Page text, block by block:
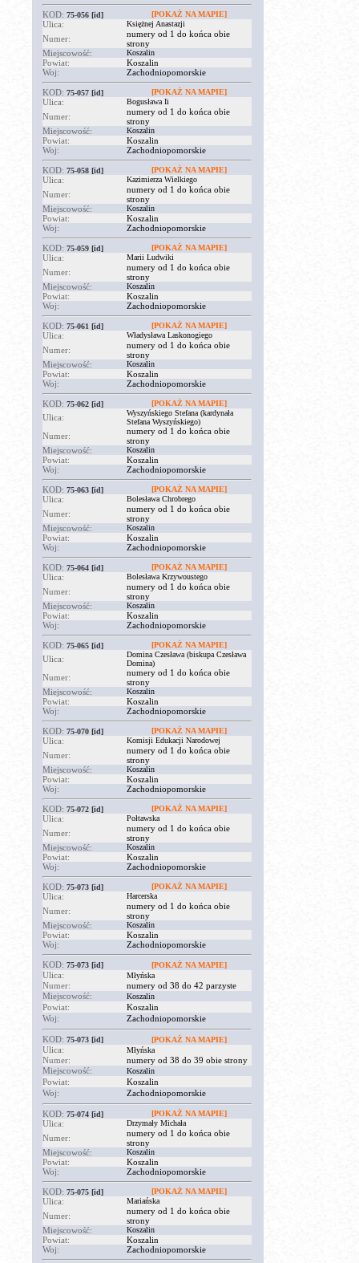
KOD: 75-056 [id] [POKAŻ NA MAPIE]
Ulica: Księżnej Anastazji
Numer:
numery od 1 do końca obie
strony
Miejscowość:
Koszalin
Powiat:
Koszalin
Woj:
Zachodniopomorskie
KOD: 75-057 [id] [POKAŻ NA MAPIE]
Ulica: Bogusława Ii
Numer:
numery od 1 do końca obie
strony
Miejscowość:
Koszalin
Powiat:
Koszalin
Woj:
Zachodniopomorskie
KOD: 75-058 [id] [POKAŻ NA MAPIE]
Ulica: Kazimierza Wielkiego
Numer:
numery od 1 do końca obie
strony
Miejscowość:
Koszalin
Powiat:
Koszalin
Woj:
Zachodniopomorskie
KOD: 75-059 [id] [POKAŻ NA MAPIE]
Ulica: Marii Ludwiki
Numer:
numery od 1 do końca obie
strony
Miejscowość:
Koszalin
Powiat:
Koszalin
Woj:
Zachodniopomorskie
KOD: 75-061 [id] [POKAŻ NA MAPIE]
Ulica: Władysława Laskonogiego
Numer:
numery od 1 do końca obie
strony
Miejscowość:
Koszalin
Powiat:
Koszalin
Woj:
Zachodniopomorskie
KOD: 75-062 [id] [POKAŻ NA MAPIE]
Ulica:
Wyszyńskiego Stefana (kardynała
Stefana Wyszyńskiego)
Numer:
numery od 1 do końca obie
strony
Miejscowość:
Koszalin
Powiat:
Koszalin
Woj:
Zachodniopomorskie
KOD: 75-063 [id] [POKAŻ NA MAPIE]
Ulica: Bolesława Chrobrego
Numer:
numery od 1 do końca obie
strony
Miejscowość:
Koszalin
Powiat:
Koszalin
Woj:
Zachodniopomorskie
KOD: 75-064 [id] [POKAŻ NA MAPIE]
Ulica: Bolesława Krzywoustego
Numer:
numery od 1 do końca obie
strony
Miejscowość:
Koszalin
Powiat:
Koszalin
Woj:
Zachodniopomorskie
KOD: 75-065 [id] [POKAŻ NA MAPIE]
Ulica:
Domina Czesława (biskupa Czesława
Domina)
Numer:
numery od 1 do końca obie
strony
Miejscowość:
Koszalin
Powiat:
Koszalin
Woj:
Zachodniopomorskie
KOD: 75-070 [id] [POKAŻ NA MAPIE]
Ulica: Komisji Edukacji Narodowej
Numer:
numery od 1 do końca obie
strony
Miejscowość:
Koszalin
Powiat:
Koszalin
Woj:
Zachodniopomorskie
KOD: 75-072 [id] [POKAŻ NA MAPIE]
Ulica: Połtawska
Numer:
numery od 1 do końca obie
strony
Miejscowość:
Koszalin
Powiat:
Koszalin
Woj:
Zachodniopomorskie
KOD: 75-073 [id] [POKAŻ NA MAPIE]
Ulica: Harcerska
Numer:
numery od 1 do końca obie
strony
Miejscowość:
Koszalin
Powiat:
Koszalin
Woj:
Zachodniopomorskie
KOD: 75-073 [id] [POKAŻ NA MAPIE]
Ulica: Młyńska
Numer:
numery od 38 do 42 parzyste
Miejscowość:
Koszalin
Powiat:
Koszalin
Woj:
Zachodniopomorskie
KOD: 75-073 [id] [POKAŻ NA MAPIE]
Ulica: Młyńska
Numer:
numery od 38 do 39 obie strony
Miejscowość:
Koszalin
Powiat:
Koszalin
Woj:
Zachodniopomorskie
KOD: 75-074 [id] [POKAŻ NA MAPIE]
Ulica: Drzymały Michała
Numer:
numery od 1 do końca obie
strony
Miejscowość:
Koszalin
Powiat:
Koszalin
Woj:
Zachodniopomorskie
KOD: 75-075 [id] [POKAŻ NA MAPIE]
Ulica: Mariańska
Numer:
numery od 1 do końca obie
strony
Miejscowość:
Koszalin
Powiat:
Koszalin
Woj:
Zachodniopomorskie